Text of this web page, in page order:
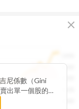
close
1300
尼係數（Gini
出單一個股的
參考。